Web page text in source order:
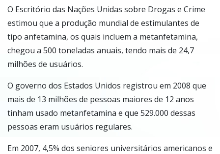
O Escritório das Nações Unidas sobre Drogas e Crime
estimou que a produção mundial de estimulantes de
tipo anfetamina, os quais incluem a metanfetamina,
chegou a 500 toneladas anuais, tendo mais de 24,7
milhões de usuários.
O governo dos Estados Unidos registrou em 2008 que
mais de 13 milhões de pessoas maiores de 12 anos
tinham usado metanfetamina e que 529.000 dessas
pessoas eram usuários regulares.
Em 2007, 4,5% dos seniores universitários americanos e